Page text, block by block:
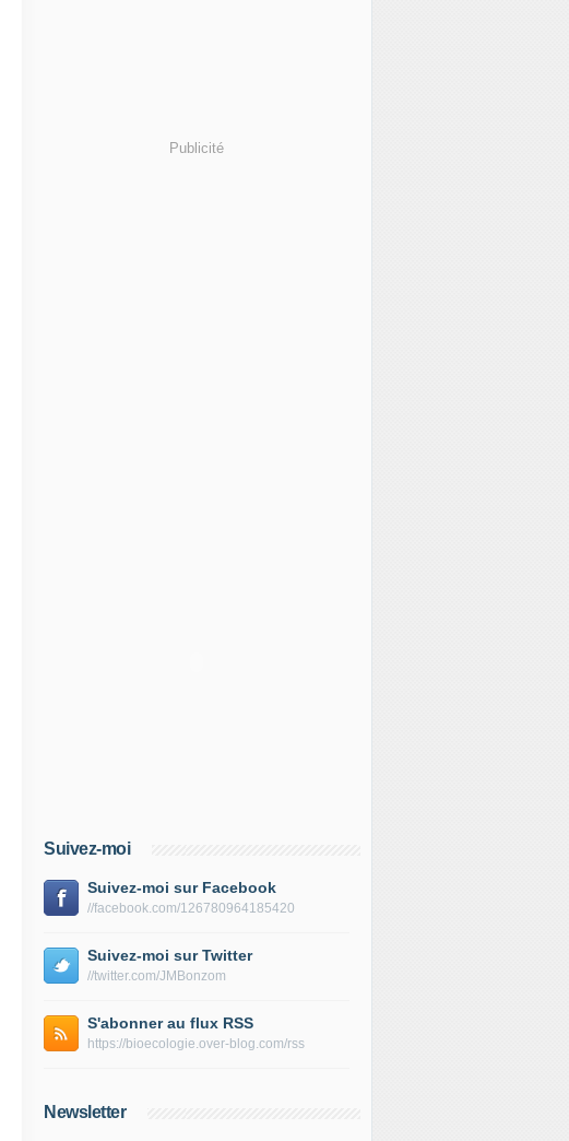
Publicité
Suivez-moi
Suivez-moi sur Facebook
//facebook.com/126780964185420
Suivez-moi sur Twitter
//twitter.com/JMBonzom
S'abonner au flux RSS
https://bioecologie.over-blog.com/rss
Newsletter